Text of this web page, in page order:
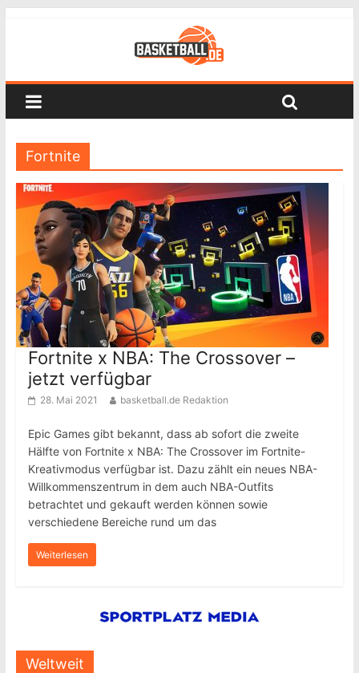
Fortnite
Fortnite x NBA: The Crossover –
jetzt verfügbar
28. Mai 2021 basketball.de Redaktion
Epic Games gibt bekannt, dass ab sofort die zweite
Hälfte von Fortnite x NBA: The Crossover im Fortnite-
Kreativmodus verfügbar ist. Dazu zählt ein neues NBA-
Willkommenszentrum in dem auch NBA-Outfits
betrachtet und gekauft werden können sowie
verschiedene Bereiche rund um das
Weiterlesen
Weltweit